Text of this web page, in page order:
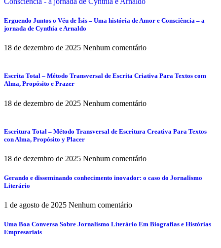
Erguendo Juntos o Véu de Ísis – Uma história de Amor e Consciência – a
jornada de Cynthia e Arnaldo
18 de dezembro de 2025 Nenhum comentário
Escrita Total – Método Transversal de Escrita Criativa Para Textos com
Alma, Propósito e Prazer
18 de dezembro de 2025 Nenhum comentário
Escritura Total – Método Transversal de Escritura Creativa Para Textos
con Alma, Propósito y Placer
18 de dezembro de 2025 Nenhum comentário
Gerando e disseminando conhecimento inovador: o caso do Jornalismo
Literário
1 de agosto de 2025 Nenhum comentário
Uma Boa Conversa Sobre Jornalismo Literário Em Biografias e Histórias
Empresariais